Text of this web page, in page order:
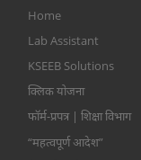
Home
Lab Assistant
KSEEB Solutions
क्लिक योजना
फॉर्म-प्रपत्र | शिक्षा विभाग
“महत्वपूर्ण आदेश”